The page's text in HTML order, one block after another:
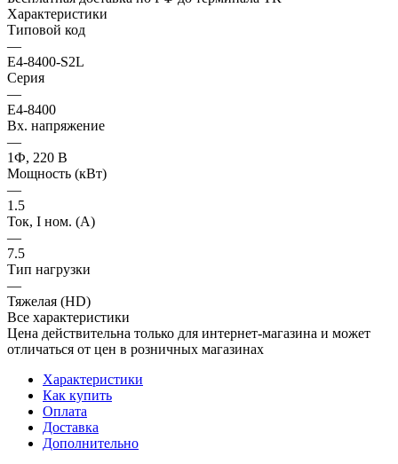
Характеристики
Типовой код
—
E4-8400-S2L
Серия
—
E4-8400
Вх. напряжение
—
1Ф, 220 В
Мощность (кВт)
—
1.5
Ток, I ном. (А)
—
7.5
Тип нагрузки
—
Тяжелая (HD)
Все характеристики
Цена действительна только для интернет-магазина и может
отличаться от цен в розничных магазинах
Характеристики
Как купить
Оплата
Доставка
Дополнительно